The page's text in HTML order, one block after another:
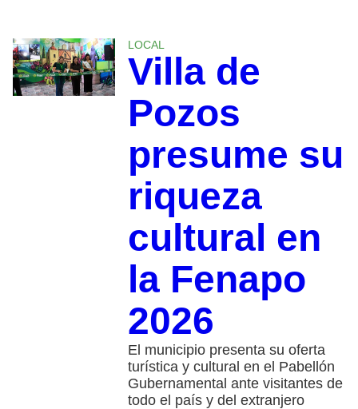
LOCAL
Villa de
Pozos
presume su
riqueza
cultural en
la Fenapo
2026
El municipio presenta su oferta
turística y cultural en el Pabellón
Gubernamental ante visitantes de
todo el país y del extranjero